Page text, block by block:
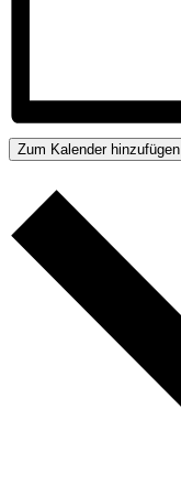
Zum Kalender hinzufügen